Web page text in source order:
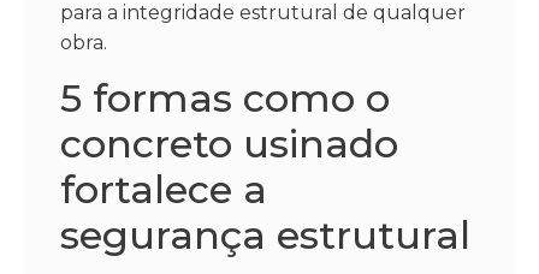
para a integridade estrutural de qualquer
obra.
5 formas como o
concreto usinado
fortalece a
segurança estrutural